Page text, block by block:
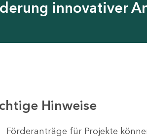
innovativer
Hinweise
Förderanträge für Projekte